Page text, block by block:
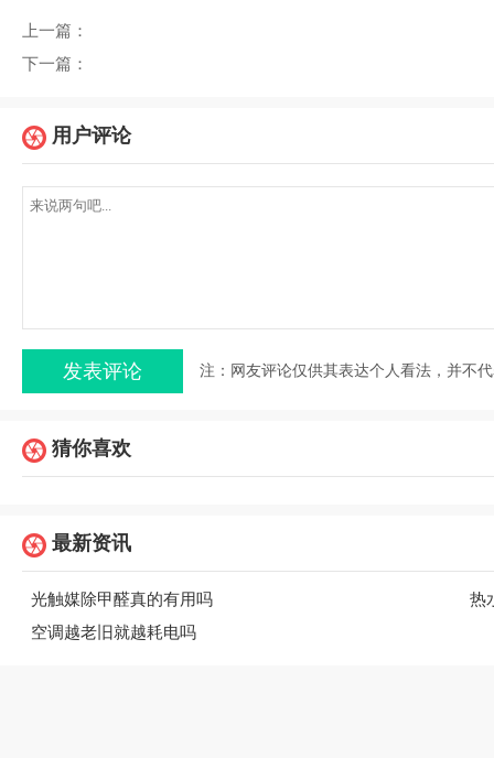
上一篇：
下一篇：
用户评论
注：网友评论仅供其表达个人看法，并不
猜你喜欢
最新资讯
光触媒除甲醛真的有用吗
热
空调越老旧就越耗电吗